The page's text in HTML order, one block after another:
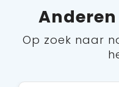
Op zoek naar